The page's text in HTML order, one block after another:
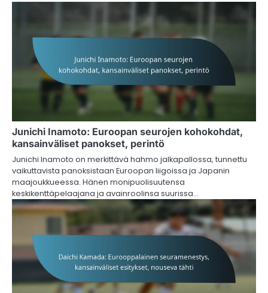
Junichi Inamoto: Euroopan seurojen kohokohdat,
kansainväliset panokset, perintö
Junichi Inamoto on merkittävä hahmo jalkapallossa, tunnettu
vaikuttavista panoksistaan Euroopan liigoissa ja Japanin
maajoukkueessa. Hänen monipuolisuutensa
keskikenttäpelaajana ja avainroolinsa suurissa…